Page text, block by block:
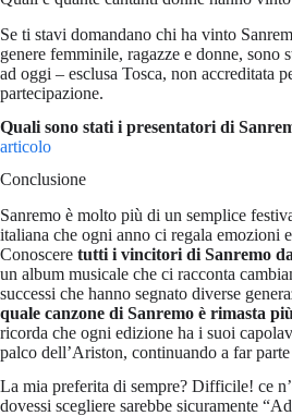
Se ti stavi domandano chi ha vinto
genere femminile, ragazze e donne, sono
ad oggi – esclusa Tosca, non accreditata
partecipazione.
Quali sono stati i presentatori di
articolo
Conclusione
Sanremo è molto più di un semplice
italiana che ogni anno ci regala emozioni
Conoscere tutti i vincitori di Sanremo
un album musicale che ci racconta
successi che hanno segnato diverse
quale canzone di Sanremo è rimasta
ricorda che ogni edizione ha i suoi
palco dell’Ariston, continuando a far
La mia preferita di sempre? Difficile! ce
dovessi scegliere sarebbe sicuramente